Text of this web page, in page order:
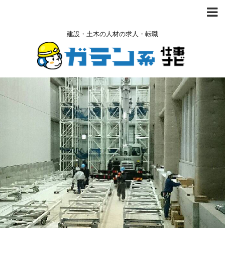
建設・土木の人材の求人・転職